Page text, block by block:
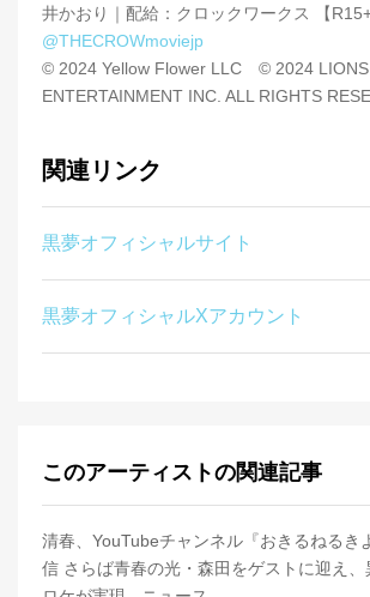
井かおり｜配給：クロックワークス 【
@THECROWmoviejp
© 2024 Yellow Flower LLC © 2024 LIONS
ENTERTAINMENT INC. ALL RIGHTS
関連リンク
黒夢オフィシャルサイト
黒夢オフィシャルXアカウント
このアーティストの関連記事
清春、YouTubeチャンネル『おきるねるき
信 さらば青春の光・森田をゲストに迎え